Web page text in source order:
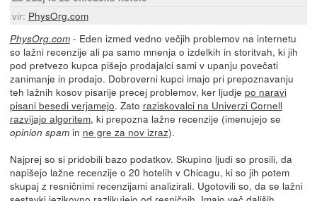
vir: PhysOrg.com
PhysOrg.com- Eden izmed vedno večjih problemov na internetu
so lažni recenzije ali pa samo mnenja o izdelkih in storitvah, ki jih
pod pretvezo kupca pišejo prodajalci sami v upanju povečati
zanimanje in prodajo. Dobroverni kupci imajo pri prepoznavanju
teh lažnih kosov pisarije precej problemov, ker ljudje po naravi
pisani besedi verjamejo. Zato raziskovalci na Univerzi Cornell
razvijajo algoritem, ki prepozna lažne recenzije (imenujejo se
opinion spamin ne gre za nov izraz).
Najprej so si pridobili bazo podatkov. Skupino ljudi so prosili, da
napišejo lažne recenzije o 20 hotelih v Chicagu, ki so jih potem
skupaj z resničnimi recenzijami analizirali. Ugotovili so, da se lažni